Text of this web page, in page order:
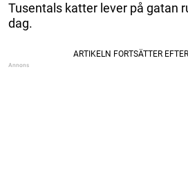
Tusentals katter lever på gatan
dag.